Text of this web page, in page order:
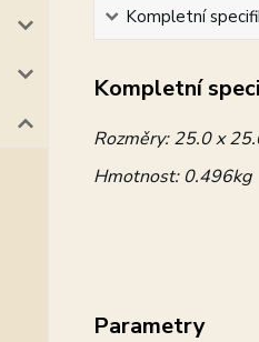
Kompletní
Kompletní
Rozměry:25.0 x
Hmotnost:0.496kg
Parametry